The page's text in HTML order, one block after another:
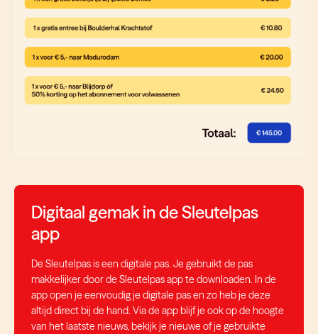
Digitaal gemak in de Sleutelpas
app
De Sleutelpas is een digitale pas. Je gebruikt de pas
makkelijker door de Sleutelpas app te downloaden. In de
app open je eenvoudig je digitale pas en zo heb je deze
altijd direct bij de hand. Via de app blijf je ook op de hoogte
van het laatste nieuws, bekijk je nieuwe of je gebruikte